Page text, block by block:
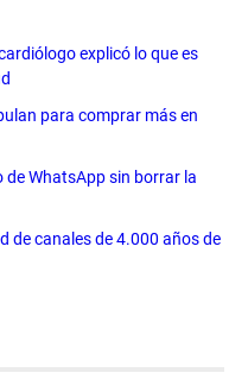
explicó lo que es
para comprar más en
WhatsApp sin borrar la
de canales de 4.000 años de